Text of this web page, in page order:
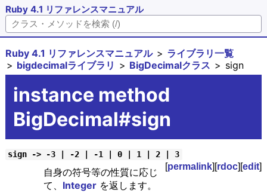
Ruby 4.1 リファレンスマニュアル
Ruby 4.1 リファレンスマニュアル
ライブラリ一覧
bigdecimalライブラリ
BigDecimalクラス sign
instance method
BigDecimal#sign
sign -> -3 | -2 | -1 | 0 | 1 | 2 | 3
[permalink][rdoc][edit]
自身の符号等の性質に応じ
て、 Integerを返します。